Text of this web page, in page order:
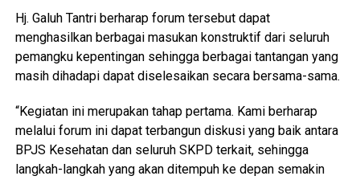
Hj. Galuh Tantri berharap forum tersebut dapat
menghasilkan berbagai masukan konstruktif dari seluruh
pemangku kepentingan sehingga berbagai tantangan yang
masih dihadapi dapat diselesaikan secara bersama-sama.
“Kegiatan ini merupakan tahap pertama. Kami berharap
melalui forum ini dapat terbangun diskusi yang baik antara
BPJS Kesehatan dan seluruh SKPD terkait, sehingga
langkah-langkah yang akan ditempuh ke depan semakin